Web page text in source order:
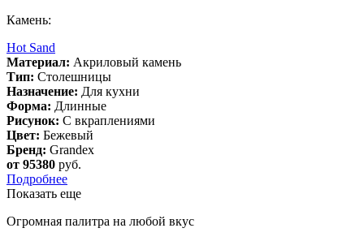
Камень:
Hot Sand
Материал: Акриловый камень
Тип: Столешницы
Назначение: Для кухни
Форма: Длинные
Рисунок: С вкраплениями
Цвет: Бежевый
Бренд: Grandex
от 95380 руб.
Подробнее
Показать еще
Огромная палитра на любой вкус